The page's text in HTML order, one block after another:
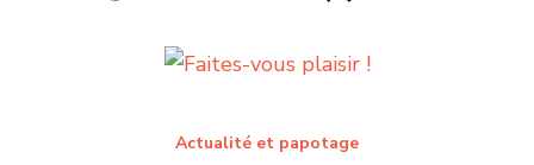
Actualité et papotage